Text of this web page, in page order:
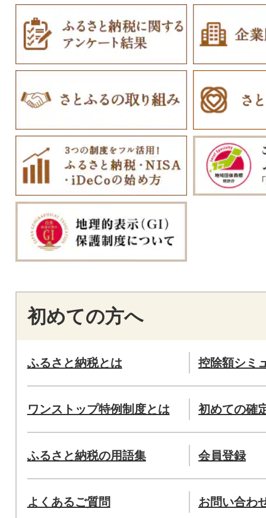
初めての方へ
ふるさと納税とは 控除額シミ
ワンストップ特例制度とは 初めての確
ふるさと納税の用語集 会員登録
よくあるご質問 お問い合わ